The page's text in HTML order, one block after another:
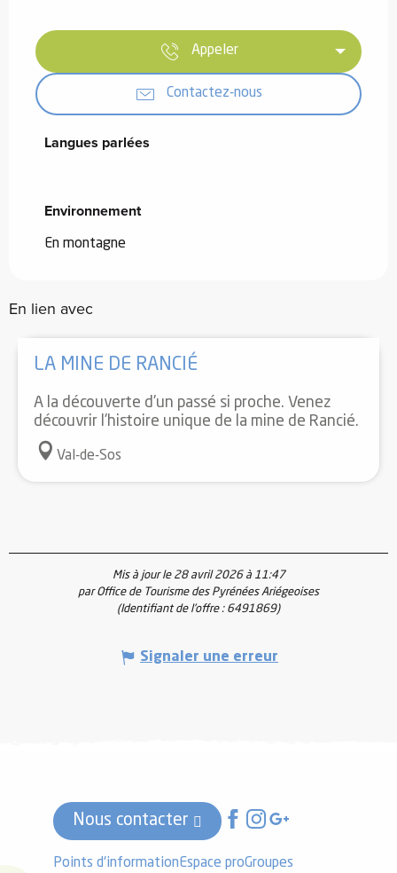
Appeler
Contactez-nous
Langues parlées
Langues parlées
Environnement
Environnement
En montagne
En lien avec
LA MINE DE RANCIÉ
A la découverte d'un passé si proche. Venez
découvrir l'histoire unique de la mine de Rancié.
Val-de-Sos
Mis à jour le 28 avril 2026 à 11:47
par Office de Tourisme des Pyrénées Ariégeoises
(Identifiant de l'offre : 6491869)
Signaler une erreur
Nous contacter
Points d'informationEspace proGroupes